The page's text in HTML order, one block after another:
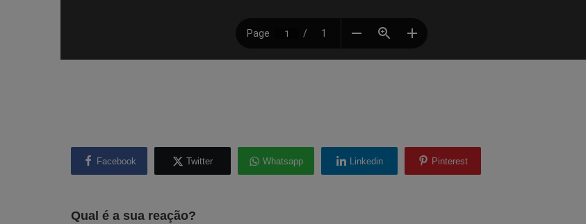
Facebook Twitter Whatsapp Linkedin Pinterest
Qual é a sua reação?